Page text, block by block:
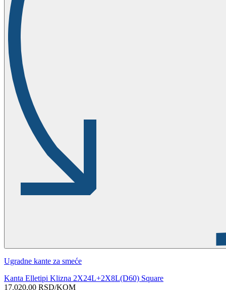
Ugradne kante za smeće
Kanta Elletipi Klizna 2X24L+2X8L(D60) Square
17.020,00 RSD/KOM